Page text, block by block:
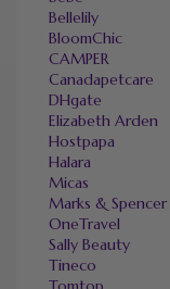
Bellelily
BloomChic
CAMPER
Canadapetcare
DHgate
Elizabeth Arden
Hostpapa
Halara
Micas
Marks & Spencer
OneTravel
Sally Beauty
Tineco